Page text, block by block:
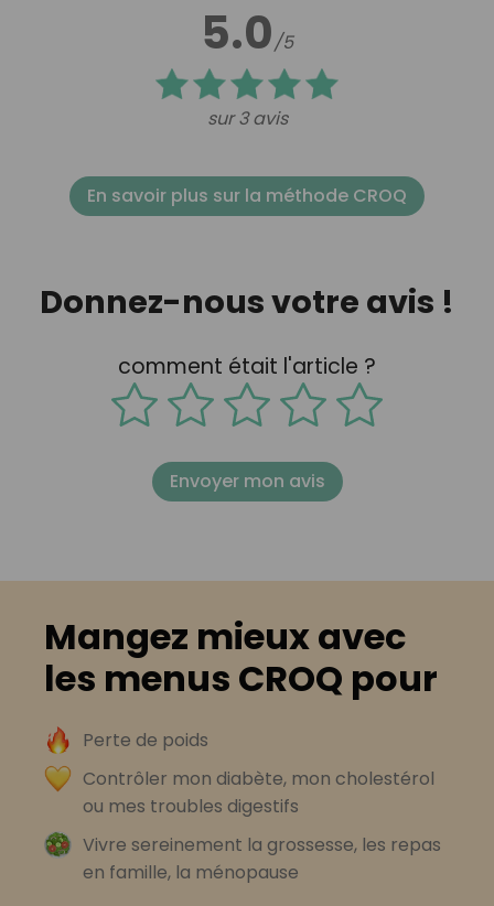
5.0/5
sur 3 avis
En savoir plus sur la méthode CROQ
Donnez-nous votre avis !
comment était l'article ?
Envoyer mon avis
Mangez mieux avec
les menus CROQ pour
Perte de poids
Contrôler mon diabète, mon cholestérol
ou mes troubles digestifs
Vivre sereinement la grossesse, les repas
en famille, la ménopause